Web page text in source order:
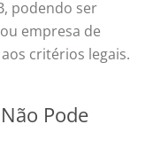
podendo ser
empresa de
critérios legais.
Pode